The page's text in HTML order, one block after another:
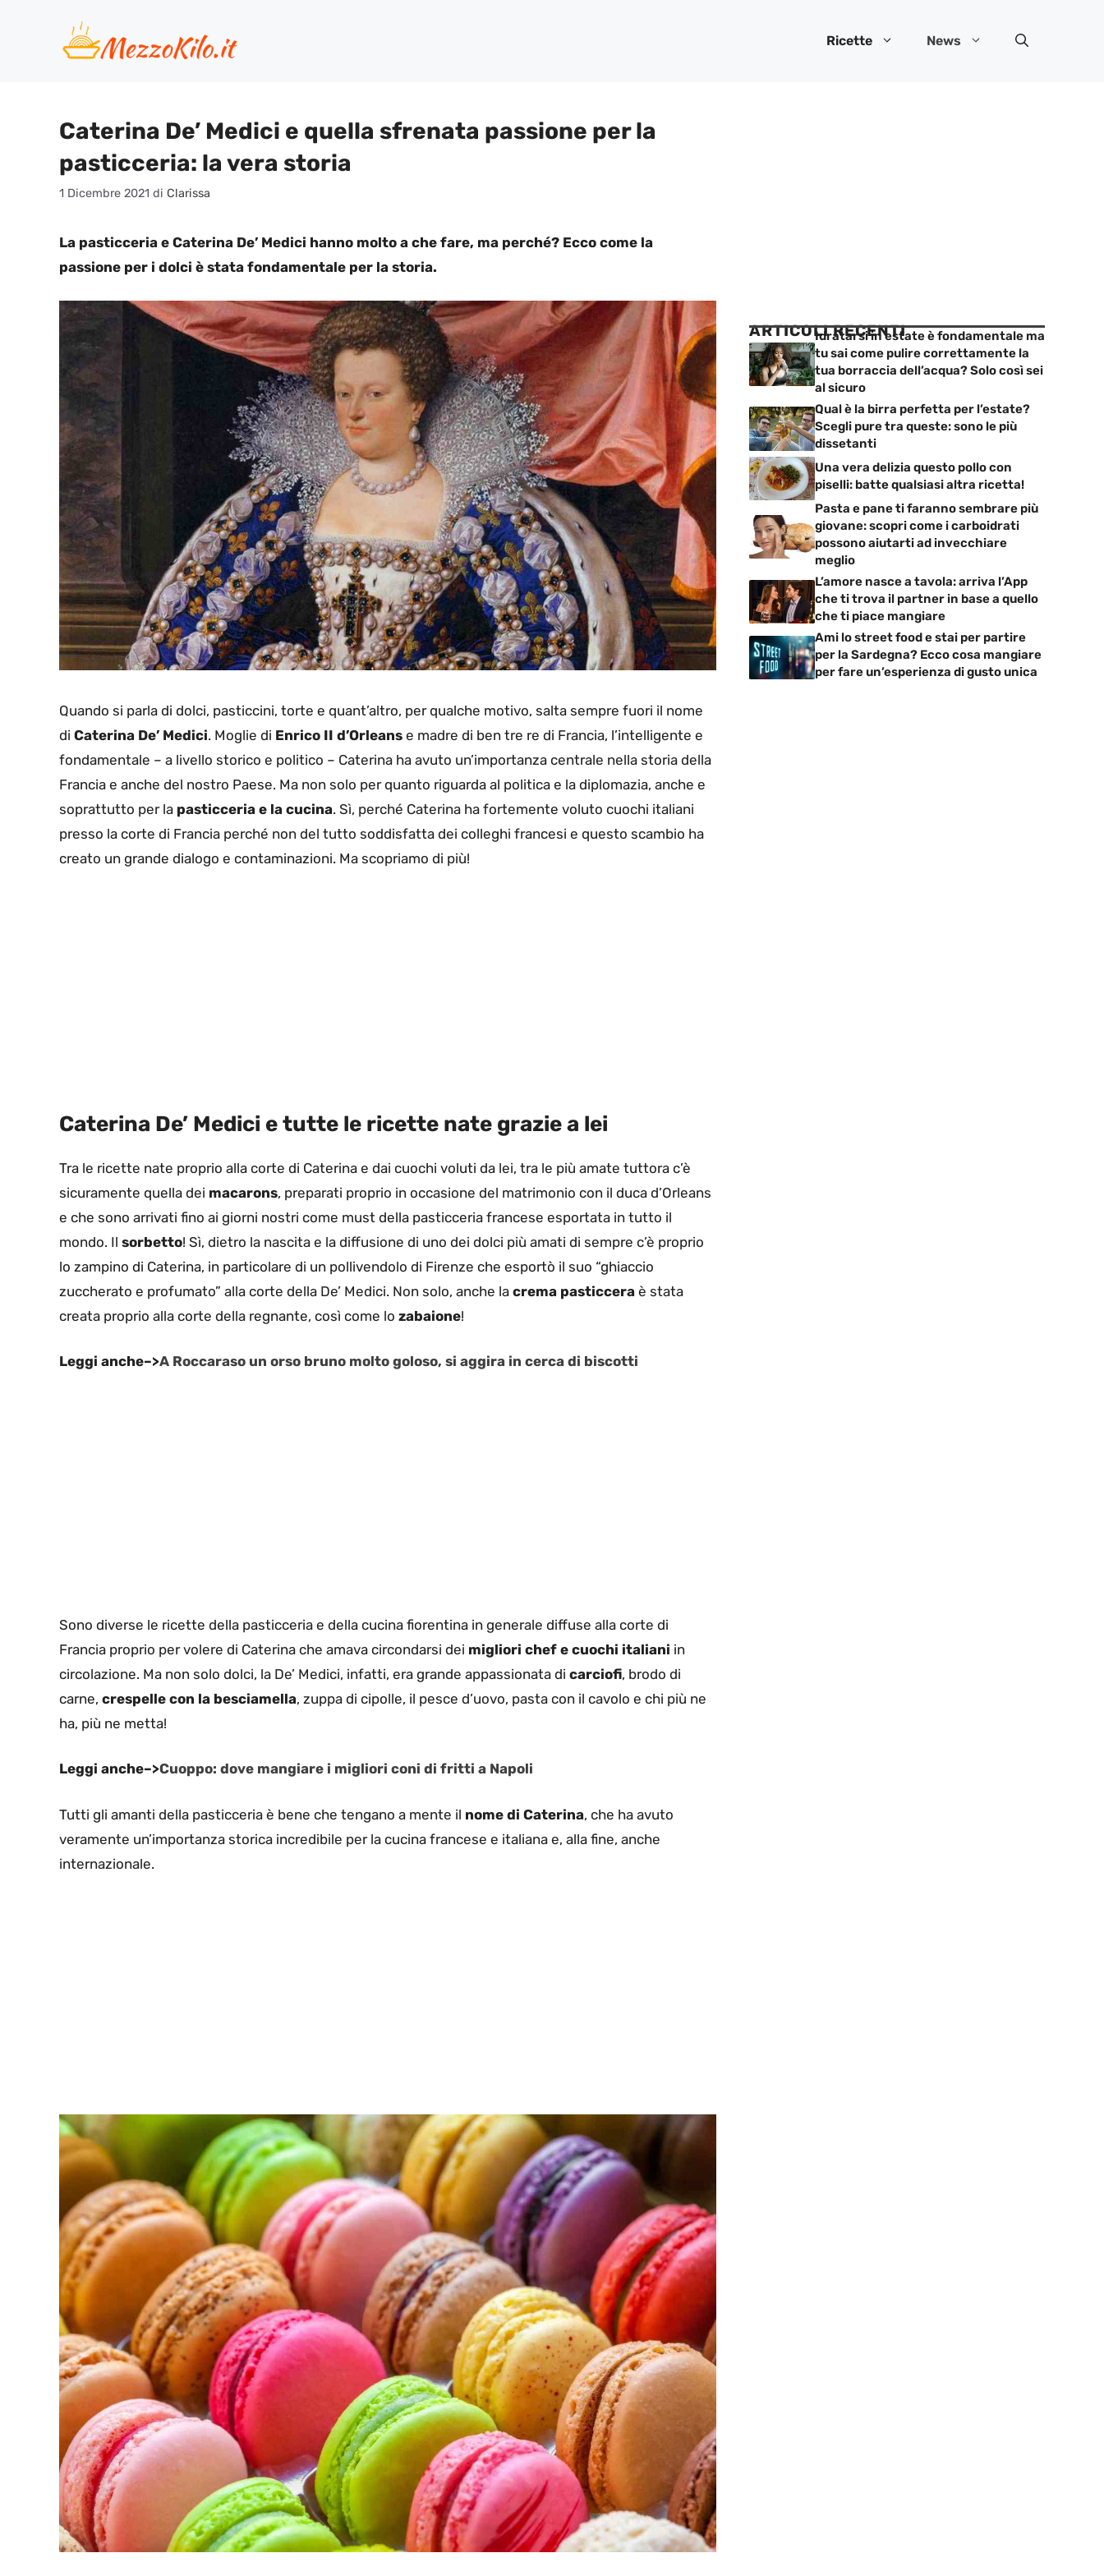
contenuto
Ricette News
Caterina De’ Medici e quella sfrenata passione per la
pasticceria: la vera storia
1 Dicembre 2021 di Clarissa
La pasticceria e Caterina De’ Medici hanno molto a che fare, ma perché? Ecco come la
passione per i dolci è stata fondamentale per la storia.
Quando si parla di dolci, pasticcini, torte e quant’altro, per qualche motivo, salta sempre fuori il nome
di Caterina De’ Medici. Moglie di Enrico II d’Orleans e madre di ben tre re di Francia, l’intelligente e
fondamentale – a livello storico e politico – Caterina ha avuto un’importanza centrale nella storia della
Francia e anche del nostro Paese. Ma non solo per quanto riguarda al politica e la diplomazia, anche e
soprattutto per la pasticceria e la cucina. Sì, perché Caterina ha fortemente voluto cuochi italiani
presso la corte di Francia perché non del tutto soddisfatta dei colleghi francesi e questo scambio ha
creato un grande dialogo e contaminazioni. Ma scopriamo di più!
Caterina De’ Medici e tutte le ricette nate grazie a lei
Tra le ricette nate proprio alla corte di Caterina e dai cuochi voluti da lei, tra le più amate tuttora c’è
sicuramente quella dei macarons, preparati proprio in occasione del matrimonio con il duca d’Orleans
e che sono arrivati fino ai giorni nostri come must della pasticceria francese esportata in tutto il
mondo. Il sorbetto! Sì, dietro la nascita e la diffusione di uno dei dolci più amati di sempre c’è proprio
lo zampino di Caterina, in particolare di un pollivendolo di Firenze che esportò il suo “ghiaccio
zuccherato e profumato” alla corte della De’ Medici. Non solo, anche la crema pasticcera è stata
creata proprio alla corte della regnante, così come lo zabaione!
Leggi anche–>A Roccaraso un orso bruno molto goloso, si aggira in cerca di biscotti
Sono diverse le ricette della pasticceria e della cucina fiorentina in generale diffuse alla corte di
Francia proprio per volere di Caterina che amava circondarsi dei migliori chef e cuochi italiani in
circolazione. Ma non solo dolci, la De’ Medici, infatti, era grande appassionata di carciofi, brodo di
carne, crespelle con la besciamella, zuppa di cipolle, il pesce d’uovo, pasta con il cavolo e chi più ne
ha, più ne metta!
Leggi anche–>Cuoppo: dove mangiare i migliori coni di fritti a Napoli
Tutti gli amanti della pasticceria è bene che tengano a mente il nome di Caterina, che ha avuto
veramente un’importanza storica incredibile per la cucina francese e italiana e, alla fine, anche
internazionale.
ARTICOLI RECENTI
Idratarsi in estate è fondamentale ma
tu sai come pulire correttamente la
tua borraccia dell’acqua? Solo così sei
al sicuro
Qual è la birra perfetta per l’estate?
Scegli pure tra queste: sono le più
dissetanti
Una vera delizia questo pollo con
piselli: batte qualsiasi altra ricetta!
Pasta e pane ti faranno sembrare più
giovane: scopri come i carboidrati
possono aiutarti ad invecchiare
meglio
L’amore nasce a tavola: arriva l’App
che ti trova il partner in base a quello
che ti piace mangiare
Ami lo street food e stai per partire
per la Sardegna? Ecco cosa mangiare
per fare un’esperienza di gusto unica